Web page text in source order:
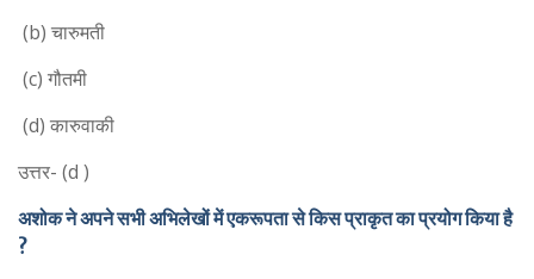
(b) चारुमती
(c) गौतमी
(d) कारुवाकी
उत्तर- (d )
अशोक ने अपने सभी अभिलेखों में एकरूपता से किस प्राकृत का प्रयोग किया है
?